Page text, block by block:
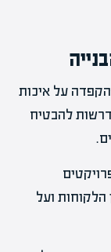
על איכות
להבטיח
הלקוחות ועל